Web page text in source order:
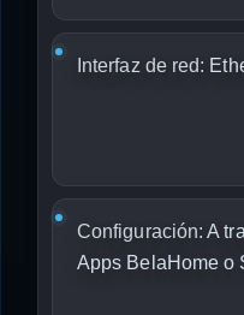
Interfaz de red:
Configuración: A
Apps BelaHome o